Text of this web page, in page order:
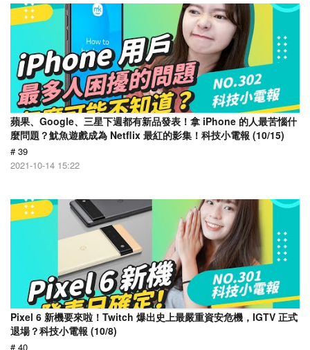
蘋果、Google、三星下週都有新品發表！拿 iPhone 的人最苦惱什
麼問題？魷魚遊戲成為 Netflix 最紅的影集！科技小電報 (10/15)
# 39
2021-10-14 15:22
Pixel 6 新機要來啦！Twitch 爆出史上最嚴重資安危機，IGTV 正式
退場？科技小電報 (10/8)
# 40